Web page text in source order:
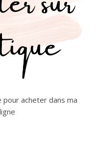
acheter dans ma